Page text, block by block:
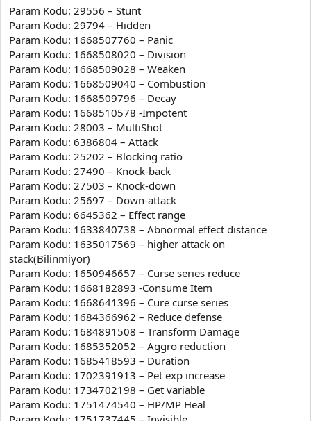
Param Kodu: 29556 – Stunt
Param Kodu: 29794 – Hidden
Param Kodu: 1668507760 – Panic
Param Kodu: 1668508020 – Division
Param Kodu: 1668509028 – Weaken
Param Kodu: 1668509040 – Combustion
Param Kodu: 1668509796 – Decay
Param Kodu: 1668510578 -Impotent
Param Kodu: 28003 – MultiShot
Param Kodu: 6386804 – Attack
Param Kodu: 25202 – Blocking ratio
Param Kodu: 27490 – Knock-back
Param Kodu: 27503 – Knock-down
Param Kodu: 25697 – Down-attack
Param Kodu: 6645362 – Effect range
Param Kodu: 1633840738 – Abnormal effect distance
Param Kodu: 1635017569 – higher attack on
stack(Bilinmiyor)
Param Kodu: 1650946657 – Curse series reduce
Param Kodu: 1668182893 -Consume Item
Param Kodu: 1668641396 – Cure curse series
Param Kodu: 1684366962 – Reduce defense
Param Kodu: 1684891508 – Transform Damage
Param Kodu: 1685352052 – Aggro reduction
Param Kodu: 1685418593 – Duration
Param Kodu: 1702391913 – Pet exp increase
Param Kodu: 1734702198 – Get variable
Param Kodu: 1751474540 – HP/MP Heal